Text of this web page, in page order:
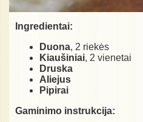
Ingredientai:
Duona, 2 riekės
Kiaušiniai, 2 vienetai
Druska
Aliejus
Pipirai
Gaminimo instrukcija: